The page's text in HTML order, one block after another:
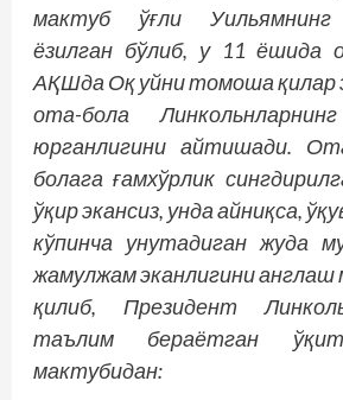
мактуб ўғли Уильямнинг
ёзилган бўлиб, у 11 ёшида
АҚШда Оқ уйни томоша қилар
ота-бола
юрганлигини айтишади.
болага ғамхўрлик
ўқир экансиз, унда айниқса,
кўпинча унутадиган жуда
жамулжам эканлигини
қилиб, Президент
таълим бераётган
мактубидан: